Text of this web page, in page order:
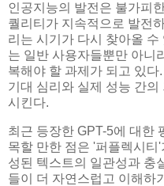
인공지능의 발전은 불가피
퀄리티가 지속적으로 발전
리는 시기가 다시 찾아올 수
는 일반 사용자들뿐만 아니
복해야 할 과제가 되고 있
기대 심리와 실제 성능 간
시킨다.
최근 등장한 GPT-5에 대한
목할 만한 점은 '퍼플렉시티
성된 텍스트의 일관성과 충
들이 더 자연스럽고 이해하